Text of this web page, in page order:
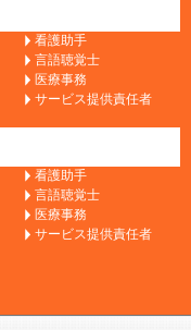
看護助手
言語聴覚士
医療事務
サービス提供責任者
看護助手
言語聴覚士
医療事務
サービス提供責任者